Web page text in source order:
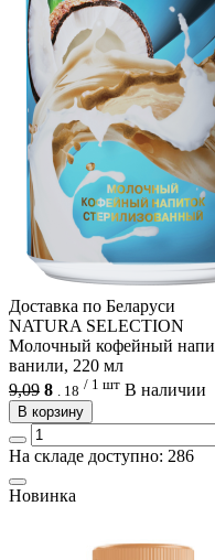
Доcтавка по Беларуси
NATURA SELECTION
Молочный кофейный
ванили, 220 мл
9,09 8 18 / 1 шт В наличии
В корзину
На складе доступно: 286
Новинка